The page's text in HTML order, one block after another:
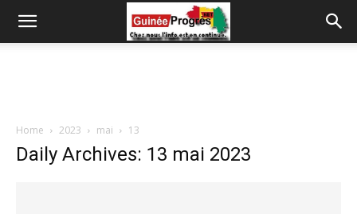
Home 2023 mai 13
Daily Archives: 13 mai 2023